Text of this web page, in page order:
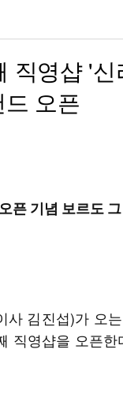
직영샵 '신
오픈
픈 기념 보르도
사 김진섭)가 오
직영샵을 오픈한